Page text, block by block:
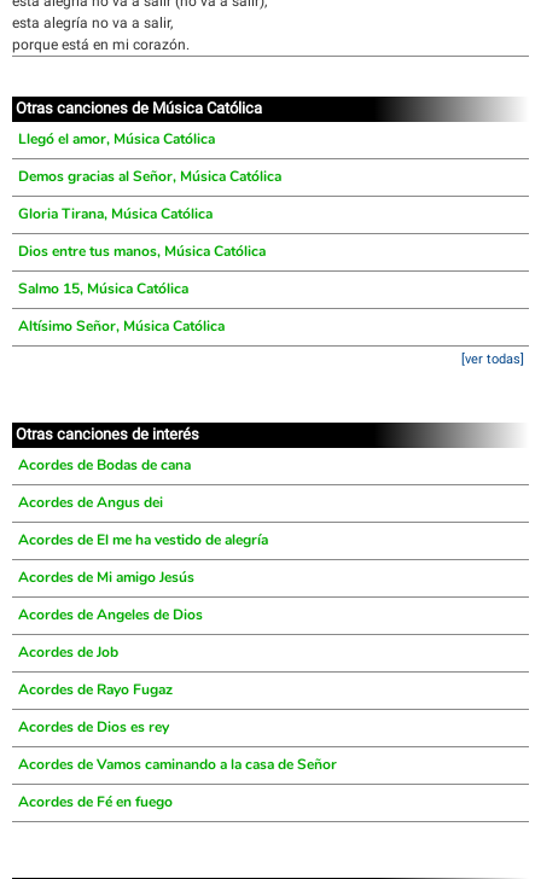
esta alegría no va a salir,
porque está en mi corazón.
Otras canciones de Música Católica
Llegó el amor, Música Católica
Demos gracias al Señor, Música Católica
Gloria Tirana, Música Católica
Dios entre tus manos, Música Católica
Salmo 15, Música Católica
Altísimo Señor, Música Católica
[ver todas]
Otras canciones de interés
Acordes de Bodas de cana
Acordes de Angus dei
Acordes de El me ha vestido de alegría
Acordes de Mi amigo Jesús
Acordes de Angeles de Dios
Acordes de Job
Acordes de Rayo Fugaz
Acordes de Dios es rey
Acordes de Vamos caminando a la casa de Señor
Acordes de Fé en fuego